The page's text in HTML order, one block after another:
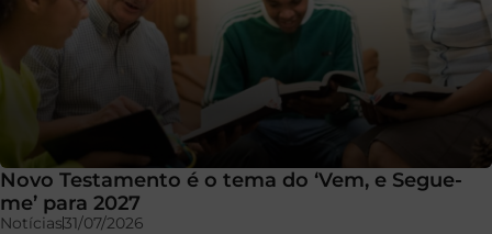
Novo Testamento é o tema do ‘Vem, e Segue-
me’ para 2027
Notícias31/07/2026